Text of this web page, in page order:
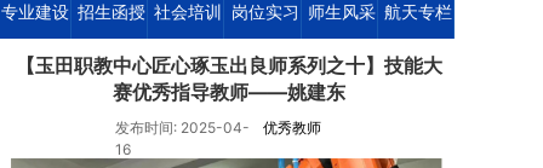
专业建设 招生函授 社会培训 岗位实习 师生风采 航天专栏
【玉田职教中心匠心琢玉出良师系列之十】技能大
赛优秀指导教师——姚建东
优秀教师
发布时间: 2025-04-
16